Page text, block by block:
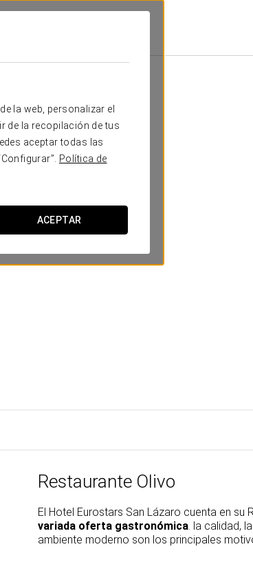
la web, personalizar el
de la recopilación de tus
aceptar todas las
Política de
ACEPTAR
Restaurante Olivo
El Hotel Eurostars San Lázaro cuenta en su
variada oferta gastronómica. la calidad,
ambiente moderno son los principales